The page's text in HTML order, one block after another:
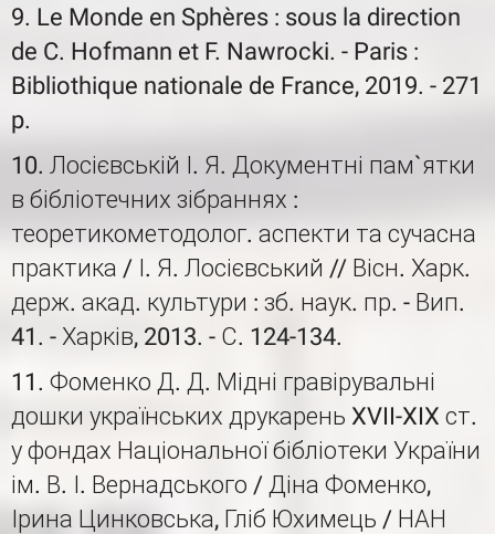
9. Le Monde en Sphères : sous la direction
de C. Hofmann et F. Nawrocki. - Paris :
Bibliothique nationale de France, 2019. - 271
p.
10. Лосієвській І. Я. Документні пам`ятки
в бібліотечних зібраннях :
теоретикометодолог. аспекти та сучасна
практика / І. Я. Лосієвський // Вісн. Харк.
держ. акад. культури : зб. наук. пр. - Вип.
41. - Харків, 2013. - С. 124-134.
11. Фоменко Д. Д. Мідні гравірувальні
дошки українських друкарень XVII-XIX ст.
у фондах Національної бібліотеки України
ім. В. І. Вернадського / Діна Фоменко,
Ірина Цинковська, Гліб Юхимець / НАН